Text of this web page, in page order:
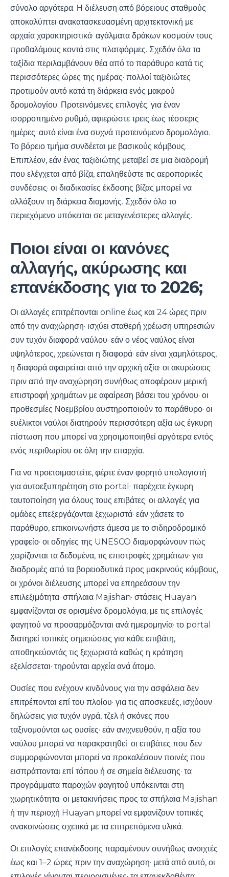
σύνολο αργότερα. Η διέλευση από βόρειους σταθμούς
αποκαλύπτει ανακατασκευασμένη αρχιτεκτονική με
αρχαία χαρακτηριστικά· αγάλματα δράκων κοσμούν τους
προθαλάμους κοντά στις πλατφόρμες. Σχεδόν όλα τα
ταξίδια περιλαμβάνουν θέα από το παράθυρο κατά τις
περισσότερες ώρες της ημέρας· πολλοί ταξιδιώτες
προτιμούν αυτό κατά τη διάρκεια ενός μακρού
δρομολογίου. Προτεινόμενες επιλογές: για έναν
ισορροπημένο ρυθμό, αφιερώστε τρεις έως τέσσερις
ημέρες· αυτό είναι ένα συχνά προτεινόμενο δρομολόγιο.
Το βόρειο τμήμα συνδέεται με βασικούς κόμβους.
Επιπλέον, εάν ένας ταξιδιώτης μεταβεί σε μια διαδρομή
που ελέγχεται από βίζα, επαληθεύστε τις αεροπορικές
συνδέσεις· οι διαδικασίες έκδοσης βίζας μπορεί να
αλλάξουν τη διάρκεια διαμονής. Σχεδόν όλο το
περιεχόμενο υπόκειται σε μεταγενέστερες αλλαγές.
Ποιοι είναι οι κανόνες
αλλαγής, ακύρωσης και
επανέκδοσης για το 2026;
Οι αλλαγές επιτρέπονται online έως και 24 ώρες πριν
από την αναχώρηση· ισχύει σταθερή χρέωση υπηρεσιών
συν τυχόν διαφορά ναύλου· εάν ο νέος ναύλος είναι
υψηλότερος, χρεώνεται η διαφορά· εάν είναι χαμηλότερος,
η διαφορά αφαιρείται από την αρχική αξία· οι ακυρώσεις
πριν από την αναχώρηση συνήθως αποφέρουν μερική
επιστροφή χρημάτων με αφαίρεση βάσει του χρόνου· οι
προθεσμίες Νοεμβρίου αυστηροποιούν το παράθυρο· οι
ευέλικτοι ναύλοι διατηρούν περισσότερη αξία ως έγκυρη
πίστωση που μπορεί να χρησιμοποιηθεί αργότερα εντός
ενός περιθωρίου σε όλη την επαρχία.
Για να προετοιμαστείτε, φέρτε έναν φορητό υπολογιστή
για αυτοεξυπηρέτηση στο portal· παρέχετε έγκυρη
ταυτοποίηση για όλους τους επιβάτες· οι αλλαγές για
ομάδες επεξεργάζονται ξεχωριστά· εάν χάσετε το
παράθυρο, επικοινωνήστε άμεσα με το σιδηροδρομικό
γραφείο· οι οδηγίες της UNESCO διαμορφώνουν πώς
χειρίζονται τα δεδομένα, τις επιστροφές χρημάτων· για
διαδρομές από τα βορειοδυτικά προς μακρινούς κόμβους,
οι χρόνοι διέλευσης μπορεί να επηρεάσουν την
επιλεξιμότητα· σπήλαια Majishan· στάσεις Huayan
εμφανίζονται σε ορισμένα δρομολόγια, με τις επιλογές
φαγητού να προσαρμόζονται ανά ημερομηνία· το portal
διατηρεί τοπικές σημειώσεις για κάθε επιβάτη,
αποθηκεύοντάς τις ξεχωριστά καθώς η κράτηση
εξελίσσεται· τηρούνται αρχεία ανά άτομο.
Ουσίες που ενέχουν κινδύνους για την ασφάλεια δεν
επιτρέπονται επί του πλοίου· για τις αποσκευές, ισχύουν
δηλώσεις για τυχόν υγρά, τζελ ή σκόνες που
ταξινομούνται ως ουσίες· εάν ανιχνευθούν, η αξία του
ναύλου μπορεί να παρακρατηθεί· οι επιβάτες που δεν
συμμορφώνονται μπορεί να προκαλέσουν ποινές που
εισπράττονται επί τόπου ή σε σημεία διέλευσης· τα
προγράμματα παροχών φαγητού υπόκεινται στη
χωρητικότητα· οι μετακινήσεις προς τα σπήλαια Majishan
ή την περιοχή Huayan μπορεί να εμφανίζουν τοπικές
ανακοινώσεις σχετικά με τα επιτρεπόμενα υλικά.
Οι επιλογές επανέκδοσης παραμένουν συνήθως ανοιχτές
έως και 1–2 ώρες πριν την αναχώρηση· μετά από αυτό, οι